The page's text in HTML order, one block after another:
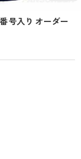
号入り オーダー